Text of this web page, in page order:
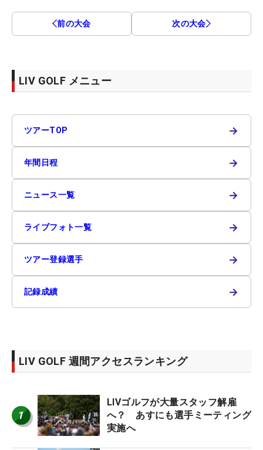
前の大会 次の大会
LIV GOLF メニュー
ツアーTOP →
年間日程 →
ニュース一覧 →
ライブフォト一覧 →
ツアー登録選手 →
記録成績 →
LIV GOLF 週間アクセスランキング
1
LIVゴルフが大量スタッフ解雇
へ？ あすにも選手ミーティング
実施へ